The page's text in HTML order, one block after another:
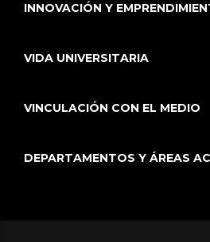
INNOVACIÓN Y
VIDA UNIVERSITARIA
VINCULACIÓN CON EL MEDIO
DEPARTAMENTOS Y ÁREAS